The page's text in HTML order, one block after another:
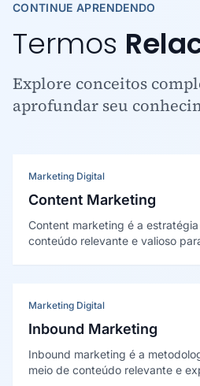
CONTINUE APRENDENDO
Termos
Explore conceitos
aprofundar seu
Marketing Digital
Content Marketing
Content marketing é a
conteúdo relevante e valioso
Marketing Digital
Inbound Marketing
Inbound marketing é a
meio de conteúdo relevante e